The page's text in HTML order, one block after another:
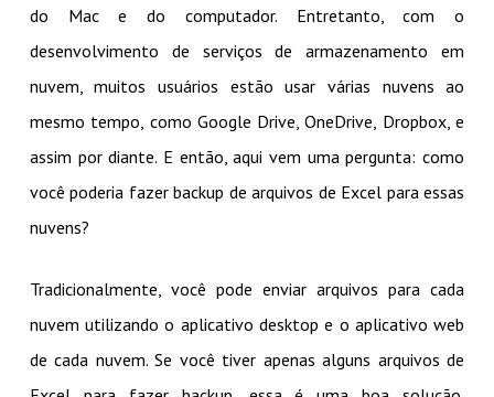
do Mac e do computador. Entretanto, com o
desenvolvimento de serviços de armazenamento em
nuvem, muitos usuários estão usar várias nuvens ao
mesmo tempo, como Google Drive, OneDrive, Dropbox, e
assim por diante. E então, aqui vem uma pergunta: como
você poderia fazer backup de arquivos de Excel para essas
nuvens?
Tradicionalmente, você pode enviar arquivos para cada
nuvem utilizando o aplicativo desktop e o aplicativo web
de cada nuvem. Se você tiver apenas alguns arquivos de